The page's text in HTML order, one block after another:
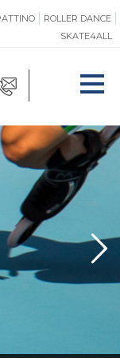
ROLLER DANCE
SKATE4ALL